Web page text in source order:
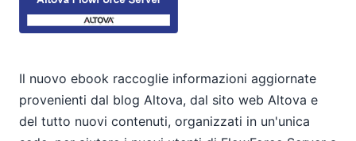
Il nuovo ebook raccoglie informazioni aggiornate
provenienti dal blog Altova, dal sito web Altova e
del tutto nuovi contenuti, organizzati in un'unica